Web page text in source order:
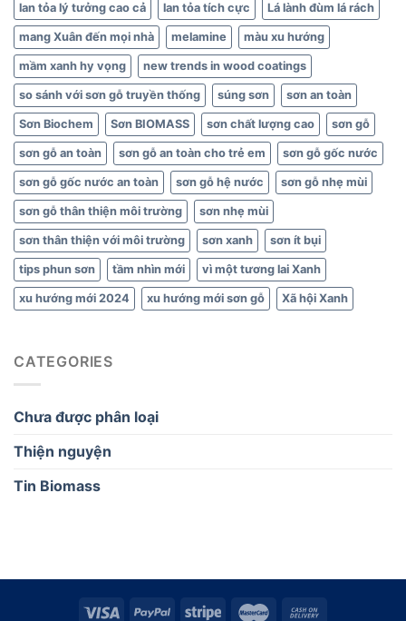
lan tỏa lý tưởng cao cả lan tỏa tích cực Lá lành đùm lá rách
mang Xuân đến mọi nhà melamine màu xu hướng
mầm xanh hy vọng new trends in wood coatings
so sánh với sơn gỗ truyền thống súng sơn sơn an toàn
Sơn Biochem Sơn BIOMASS sơn chất lượng cao sơn gỗ
sơn gỗ an toàn sơn gỗ an toàn cho trẻ em sơn gỗ gốc nước
sơn gỗ gốc nước an toàn sơn gỗ hệ nước sơn gỗ nhẹ mùi
sơn gỗ thân thiện môi trường sơn nhẹ mùi
sơn thân thiện với môi trường sơn xanh sơn ít bụi
tips phun sơn tầm nhìn mới vì một tương lai Xanh
xu hướng mới 2024 xu hướng mới sơn gỗ Xã hội Xanh
CATEGORIES
Chưa được phân loại
Thiện nguyện
Tin Biomass